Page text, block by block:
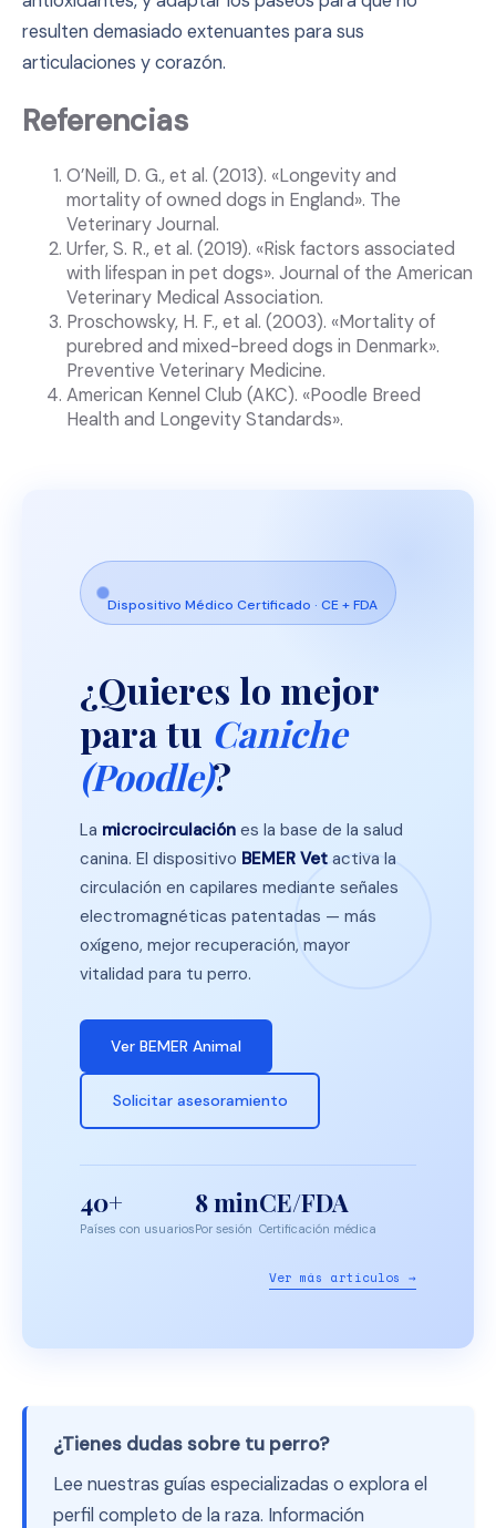
resulten demasiado extenuantes para sus
articulaciones y corazón.
Referencias
O’Neill, D. G., et al. (2013). «Longevity and
mortality of owned dogs in England». The
Veterinary Journal.
Urfer, S. R., et al. (2019). «Risk factors associated
with lifespan in pet dogs». Journal of the American
Veterinary Medical Association.
Proschowsky, H. F., et al. (2003). «Mortality of
purebred and mixed-breed dogs in Denmark».
Preventive Veterinary Medicine.
American Kennel Club (AKC). «Poodle Breed
Health and Longevity Standards».
Dispositivo Médico Certificado · CE + FDA
¿Quieres lo mejor
para tu Caniche
(Poodle)?
La microcirculación es la base de la salud
canina. El dispositivo BEMER Vet activa la
circulación en capilares mediante señales
electromagnéticas patentadas — más
oxígeno, mejor recuperación, mayor
vitalidad para tu perro.
Ver BEMER Animal
Solicitar asesoramiento
40+
Países con usuarios
8 min
Por sesión
CE/FDA
Certificación médica
Ver más artículos →
¿Tienes dudas sobre tu perro?
Lee nuestras guías especializadas o explora el
perfil completo de la raza. Información